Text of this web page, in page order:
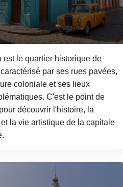
est le quartier historique de
par ses rues pavées,
coloniale et ses lieux
C'est le point de
découvrir l'histoire, la
la vie artistique de la capitale